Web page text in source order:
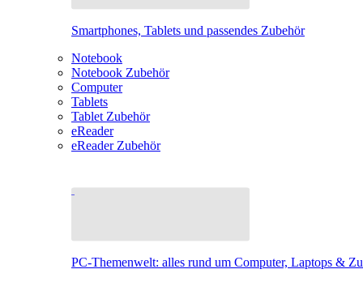
Smartphones, Tablets und passendes Zubehör
Notebook
Notebook Zubehör
Computer
Tablets
Tablet Zubehör
eReader
eReader Zubehör
PC-Themenwelt: alles rund um Computer, Laptops &